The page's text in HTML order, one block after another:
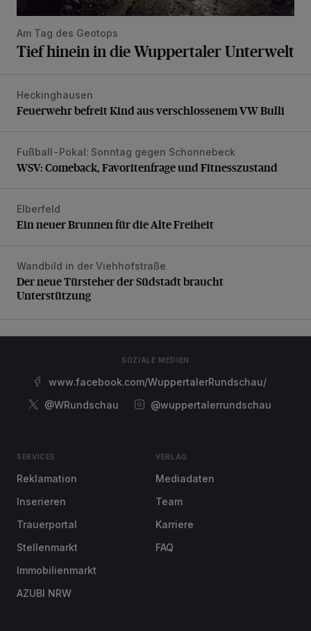
Am Tag des Geotops
Tief hinein in die Wuppertaler Unterwelt
Feuerwehr befreit Kind aus verschlossenem VW Bulli
Heckinghausen
Feuerwehr befreit Kind aus verschlossenem VW Bulli
WSV: Comeback, Favoritenfrage und Fitnesszustand
Fußball-Pokal: Sonntag gegen Schonnebeck
WSV: Comeback, Favoritenfrage und Fitnesszustand
Ein neuer Brunnen für die Alte Freiheit
Elberfeld
Ein neuer Brunnen für die Alte Freiheit
Der neue Türsteher der Südstadt braucht Unterstützung
Wandbild in der Viehhofstraße
Der neue Türsteher der Südstadt braucht
Unterstützung
SOZIALE MEDIEN
www.facebook.com/WuppertalerRundschau/
@WRundschau
@wuppertalerrundschau
SERVICES
Reklamation
Inserieren
Trauerportal
Stellenmarkt
Immobilienmarkt
AZUBI NRW
VERLAG
Mediadaten
Team
Karriere
FAQ